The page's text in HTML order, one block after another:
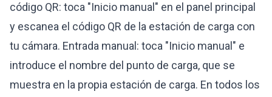
código QR: toca "Inicio manual" en el panel principal
y escanea el código QR de la estación de carga con
tu cámara. Entrada manual: toca "Inicio manual" e
introduce el nombre del punto de carga, que se
muestra en la propia estación de carga. En todos los